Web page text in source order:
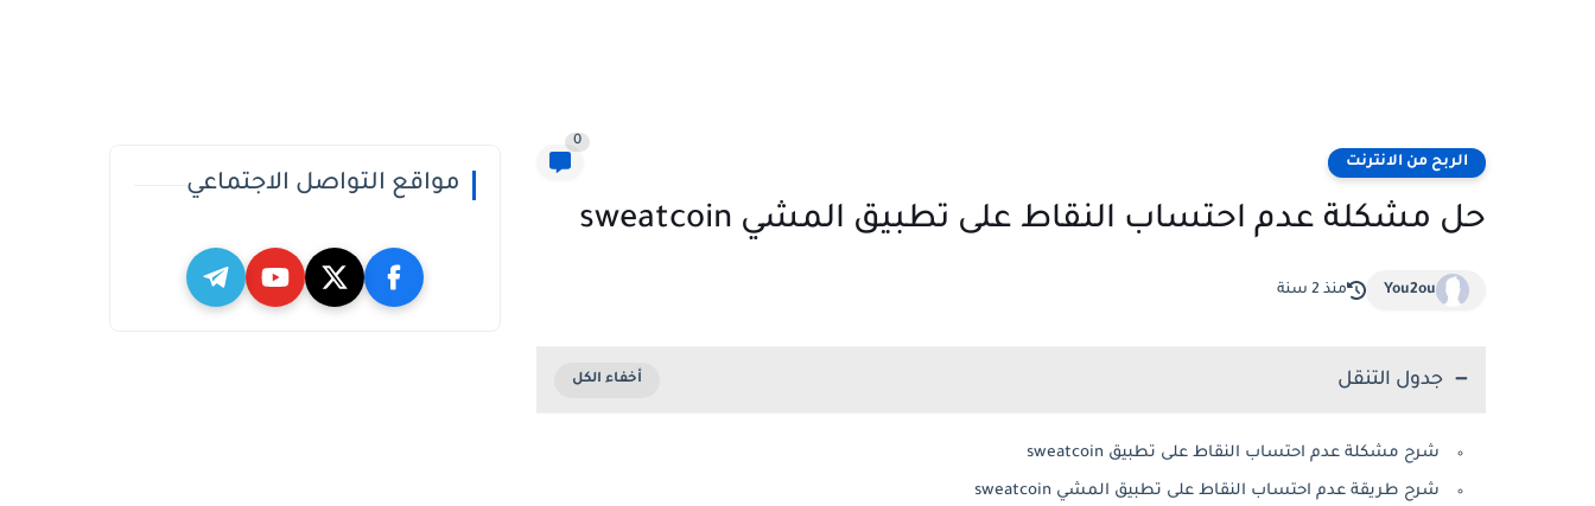
الربح من الانترنت
0
حل مشكلة عدم احتساب النقاط على تطبيق المشي sweatcoin
You2ou منذ 2 سنة
جدول التنقل
شرح مشكلة عدم احتساب النقاط على تطبيق sweatcoin
شرح طريقة عدم احتساب النقاط على تطبيق المشي sweatcoin
مواقع التواصل الاجتماعي